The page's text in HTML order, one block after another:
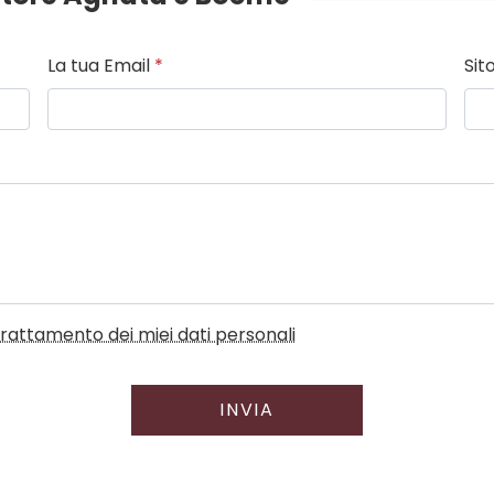
La tua Email *
dei miei dati personali
INVIA